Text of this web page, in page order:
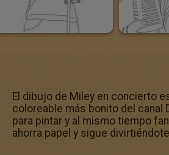
El dibujo de Miley en concierto
coloreable más bonito del canal
para pintar y al mismo tiempo
ahorra papel y sigue